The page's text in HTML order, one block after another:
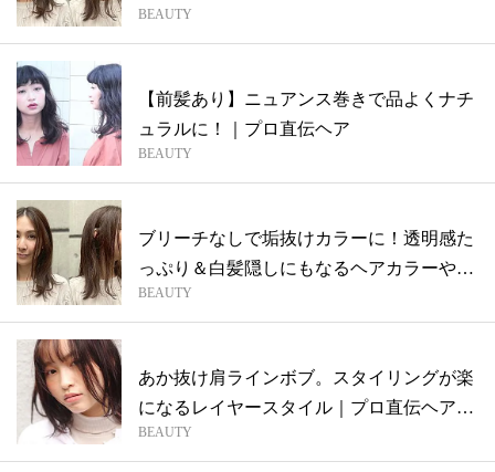
BEAUTY
【前髪あり】ニュアンス巻きで品よくナチ
ュラルに！｜プロ直伝ヘア
BEAUTY
ブリーチなしで垢抜けカラーに！透明感た
っぷり＆白髪隠しにもなるヘアカラーや髪
型を...
BEAUTY
あか抜け肩ラインボブ。スタイリングが楽
になるレイヤースタイル｜プロ直伝ヘア
【bo...
BEAUTY